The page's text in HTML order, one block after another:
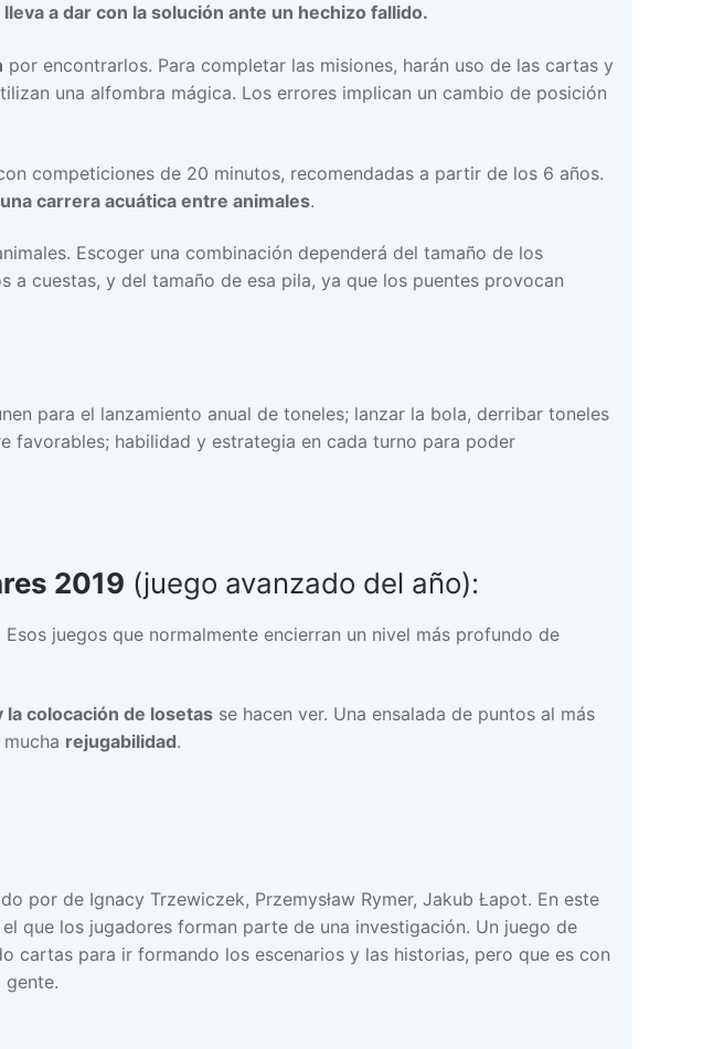
lleva a dar con la solución ante un hechizo fallido.
por encontrarlos. Para completar las misiones, harán uso de las cartas y
una alfombra mágica. Los errores implican un cambio de posición
competiciones de 20 minutos, recomendadas a partir de los 6 años.
carrera acuática entre animales.
Escoger una combinación dependerá del tamaño de los
cuestas, y del tamaño de esa pila, ya que los puentes provocan
para el lanzamiento anual de toneles; lanzar la bola, derribar toneles
favorables; habilidad y estrategia en cada turno para poder
2019 (juego avanzado del año):
juegos que normalmente encierran un nivel más profundo de
la colocación de losetas se hacen ver. Una ensalada de puntos al más
rejugabilidad.
por de Ignacy Trzewiczek, Przemysław Rymer, Jakub Łapot. En este
que los jugadores forman parte de una investigación. Un juego de
cartas para ir formando los escenarios y las historias, pero que es con
gente.